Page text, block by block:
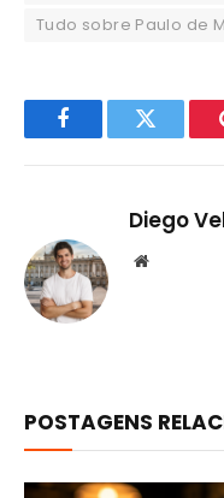
Tudo sobre Paulo de
FacebookTwitter
Diego
Website
POSTAGENS